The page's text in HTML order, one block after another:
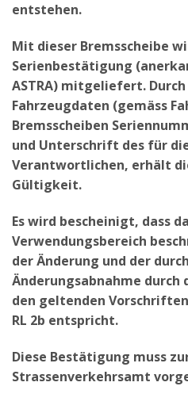
entstehen.
Mit dieser Bremsscheibe
Serienbestätigung
ASTRA) mitgeliefert.
Fahrzeugdaten (gemäss
Bremsscheiben
und Unterschrift des für
Verantwortlichen, erhält
Gültigkeit.
Es wird bescheinigt, dass
Verwendungsbereich
der Änderung und der
Änderungsabnahme durch
den geltenden Vorschriften
RL 2b entspricht.
Diese Bestätigung muss
Strassenverkehrsamt